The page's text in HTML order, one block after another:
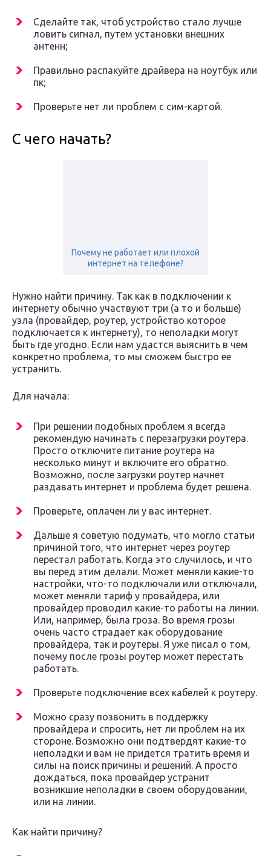
Сделайте так, чтоб устройство стало лучше
ловить сигнал, путем установки внешних
антенн;
Правильно распакуйте драйвера на ноутбук или
пк;
Проверьте нет ли проблем с сим-картой.
С чего начать?
Почему не работает или плохой
интернет на телефоне?
Нужно найти причину. Так как в подключении к
интернету обычно участвуют три (а то и больше)
узла (провайдер, роутер, устройство которое
подключается к интернету), то неполадки могут
быть где угодно. Если нам удастся выяснить в чем
конкретно проблема, то мы сможем быстро ее
устранить.
Для начала:
При решении подобных проблем я всегда
рекомендую начинать с перезагрузки роутера.
Просто отключите питание роутера на
несколько минут и включите его обратно.
Возможно, после загрузки роутер начнет
раздавать интернет и проблема будет решена.
Проверьте, оплачен ли у вас интернет.
Дальше я советую подумать, что могло статьи
причиной того, что интернет через роутер
перестал работать. Когда это случилось, и что
вы перед этим делали. Может меняли какие-то
настройки, что-то подключали или отключали,
может меняли тариф у провайдера, или
провайдер проводил какие-то работы на линии.
Или, например, была гроза. Во время грозы
очень часто страдает как оборудование
провайдера, так и роутеры. Я уже писал о том,
почему после грозы роутер может перестать
работать.
Проверьте подключение всех кабелей к роутеру.
Можно сразу позвонить в поддержку
провайдера и спросить, нет ли проблем на их
стороне. Возможно они подтвердят какие-то
неполадки и вам не придется тратить время и
силы на поиск причины и решений. А просто
дождаться, пока провайдер устранит
возникшие неполадки в своем оборудовании,
или на линии.
Как найти причину?